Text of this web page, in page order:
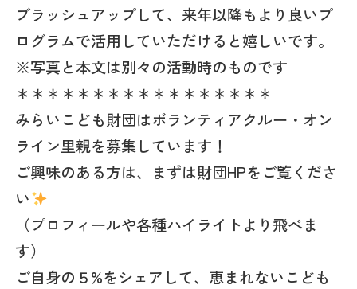
ブラッシュアップして、来年以降もより良いプ
ログラムで活用していただけると嬉しいです。
※写真と本文は別々の活動時のものです
＊＊＊＊＊＊＊＊＊＊＊＊＊＊＊＊＊
みらいこども財団はボランティアクルー・オン
ライン里親を募集しています！
ご興味のある方は、まずは財団HPをご覧くださ
い
（プロフィールや各種ハイライトより飛べま
す）
ご自身の５%をシェアして、恵まれないこども